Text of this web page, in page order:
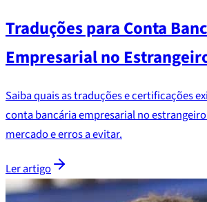
Traduções para Conta
Empresarial no
Saiba quais as traduções e certificações
conta bancária empresarial no
mercado e erros a evitar.
Ler artigo